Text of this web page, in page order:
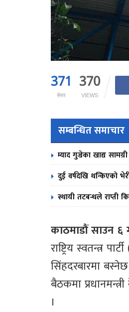
371
सेयर
370
VIEWS
सम्बन्धित समाचार
म्याद गुज्रेका खाद्य
दुई वर्षदेखि थन्किएको
स्थायी तटबन्धले राप्ती
काठमाडौं साउन ६
राष्ट्रिय स्वतन्त्र
सिंहदरबारमा
बैठकमा
।